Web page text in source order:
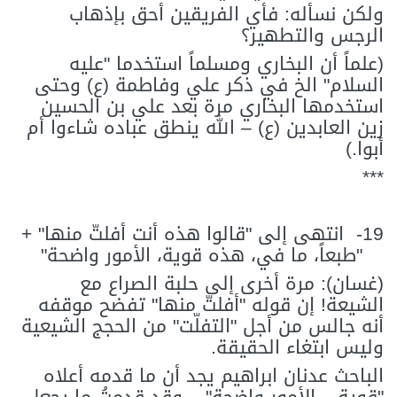
ولكن نسأله: فأي الفريقين أحق بإذهاب
الرجس والتطهير؟
(علماً أن البخاري ومسلماً استخدما "عليه
السلام" الخ في ذكر علي وفاطمة (ع) وحتى
استخدمها البخاري مرة بعد علي بن الحسين
زين العابدين (ع) – الله ينطق عباده شاءوا أم
أبوا.)
***
19- انتهى إلى "قالوا هذه أنت أفلتّ منها" +
"طبعاً، ما في، هذه قوية، الأمور واضحة"
(غسان): مرة أخرى إلى حلبة الصراع مع
الشيعة! إن قوله "أفلتّ منها" تفضح موقفه
أنه جالس من أجل "التفلّت" من الحجج الشيعية
وليس ابتغاء الحقيقة.
الباحث عدنان ابراهيم يجد أن ما قدمه أعلاه